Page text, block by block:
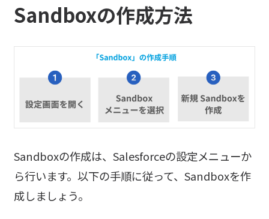
Sandboxの作成方法
Sandboxの作成は、Salesforceの設定メニューか
ら行います。以下の手順に従って、Sandboxを作
成しましょう。